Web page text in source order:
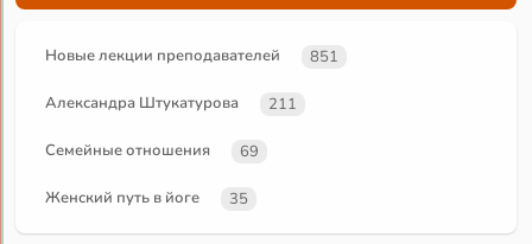
Новые лекции преподавателей 851
Александра Штукатурова 211
Семейные отношения 69
Женский путь в йоге 35